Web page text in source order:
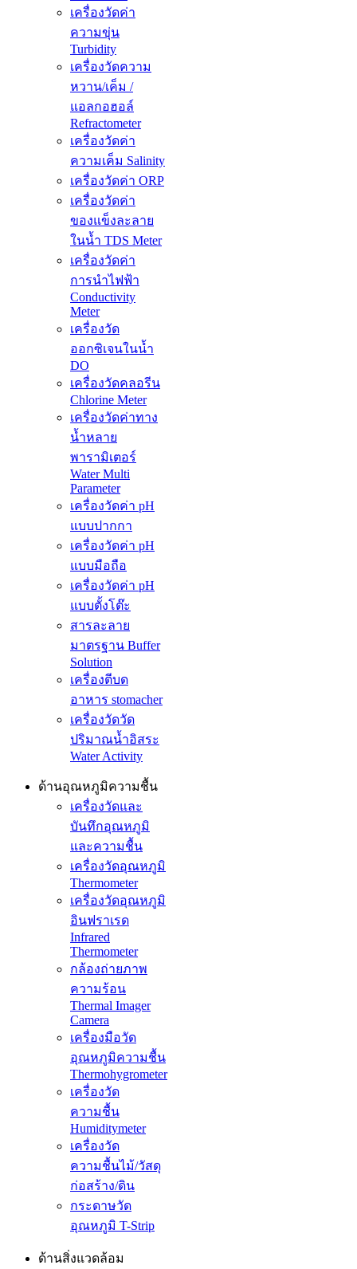
เครื่องวัดค่า
ความขุ่น
Turbidity
เครื่องวัดความ
หวาน/เค็ม /
แอลกอฮอล์
Refractometer
เครื่องวัดค่า
ความเค็ม Salinity
เครื่องวัดค่า ORP
เครื่องวัดค่า
ของแข็งละลาย
ในน้ำ TDS Meter
เครื่องวัดค่า
การนำไฟฟ้า
Conductivity
Meter
เครื่องวัด
ออกซิเจนในน้ำ
DO
เครื่องวัดคลอรีน
Chlorine Meter
เครื่องวัดค่าทาง
น้ำหลาย
พารามิเตอร์
Water Multi
Parameter
เครื่องวัดค่า pH
แบบปากกา
เครื่องวัดค่า pH
แบบมือถือ
เครื่องวัดค่า pH
แบบตั้งโต๊ะ
สารละลาย
มาตรฐาน Buffer
Solution
เครื่องตีบด
อาหาร stomacher
เครื่องวัดวัด
ปริมาณน้ำอิสระ
Water Activity
ด้านอุณหภูมิความชื้น
เครื่องวัดและ
บันทึกอุณหภูมิ
และความชื้น
เครื่องวัดอุณหภูมิ
Thermometer
เครื่องวัดอุณหภูมิ
อินฟราเรด
Infrared
Thermometer
กล้องถ่ายภาพ
ความร้อน
Thermal Imager
Camera
เครื่องมือวัด
อุณหภูมิความชื้น
Thermohygrometer
เครื่องวัด
ความชื้น
Humiditymeter
เครื่องวัด
ความชื้นไม้/วัสดุ
ก่อสร้าง/ดิน
กระดาษวัด
อุณหภูมิ T-Strip
ด้านสิ่งแวดล้อม